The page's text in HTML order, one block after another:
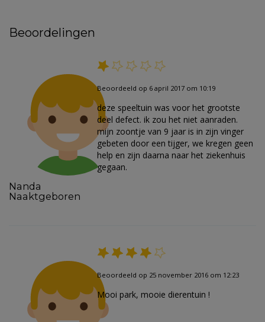
Beoordelingen
Nanda
Naaktgeboren
Beoordeeld op 6 april 2017 om 10:19
deze speeltuin was voor het grootste
deel defect. ik zou het niet aanraden.
mijn zoontje van 9 jaar is in zijn vinger
gebeten door een tijger, we kregen geen
help en zijn daarna naar het ziekenhuis
gegaan.
Beoordeeld op 25 november 2016 om 12:23
Mooi park, mooie dierentuin !